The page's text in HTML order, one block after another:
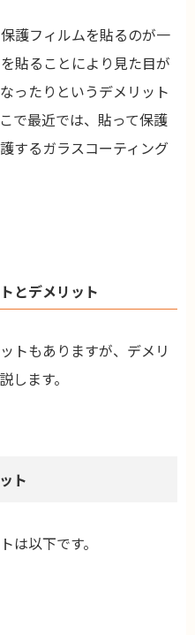
護フィルムを貼るのが一
貼ることにより見た目が
ったりというデメリット
で最近では、貼って保護
するガラスコーティング
とデメリット
トもありますが、デメリ
します。
ト
は以下です。